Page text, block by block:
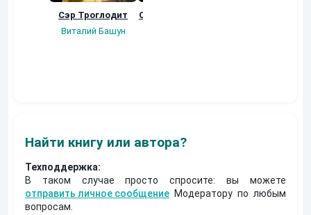
Сэр Троглодит
Виталий Башун
Осколки прошлого
Найти книгу или автора?
Техподдержка:
В таком случае просто спросите: вы можете
отправить личное сообщение Модератору по любым
вопросам.